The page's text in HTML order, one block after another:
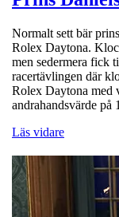
Normalt sett bär
Rolex Daytona.
men sedermera fick
racertävlingen där
Rolex Daytona med
andrahandsvärde
Läs vidare